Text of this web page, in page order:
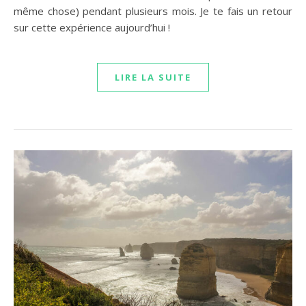
même chose) pendant plusieurs mois. Je te fais un retour
sur cette expérience aujourd’hui !
LIRE LA SUITE